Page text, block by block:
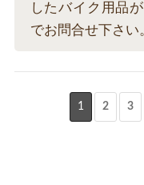
したバイク用品
でお問合せ下さい
1 2 3